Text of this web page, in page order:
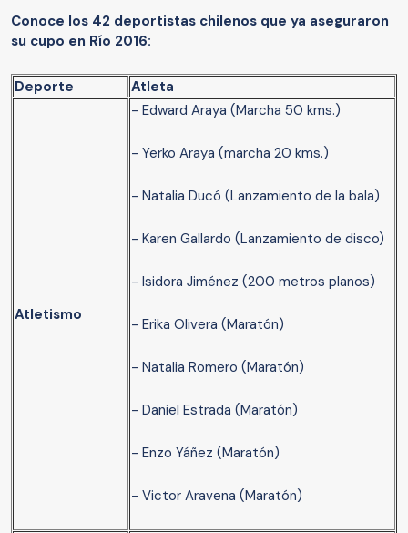
Conoce los 42 deportistas chilenos que ya aseguraron
su cupo en Río 2016:
Deporte Atleta
Atletismo
- Edward Araya (Marcha 50 kms.)
- Yerko Araya (marcha 20 kms.)
- Natalia Ducó (Lanzamiento de la bala)
- Karen Gallardo (Lanzamiento de disco)
- Isidora Jiménez (200 metros planos)
- Erika Olivera (Maratón)
- Natalia Romero (Maratón)
- Daniel Estrada (Maratón)
- Enzo Yáñez (Maratón)
- Victor Aravena (Maratón)